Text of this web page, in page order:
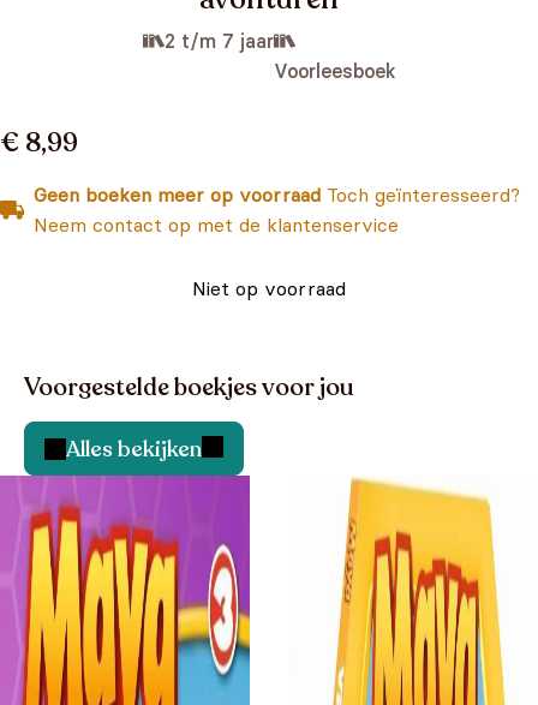
2 t/m 7 jaar
Voorleesboek
€ 8,99
Geen boeken meer op voorraad Toch geïnteresseerd?
Neem contact op met de klantenservice
Niet op voorraad
Voorgestelde boekjes voor jou
Alles bekijken